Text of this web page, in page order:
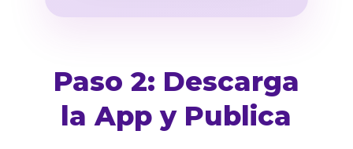
Paso 2: Descarga
la App y Publica